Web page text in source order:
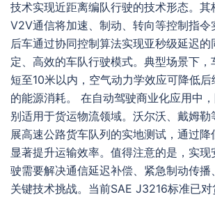
技术实现近距离编队行驶的技术形态。其
V2V通信将加速、制动、转向等控制指令
后车通过协同控制算法实现亚秒级延迟
定、高效的车队行驶模式。典型场景下
短至10米以内，空气动力学效应可降低
的能源消耗。 在自动驾驶商业化应用中
别适用于货运物流领域。沃尔沃、戴姆
展高速公路货车队列的实地测试，通过降
显著提升运输效率。值得注意的是，实
驶需要解决通信延迟补偿、紧急制动传
关键技术挑战。当前SAE J3216标准已